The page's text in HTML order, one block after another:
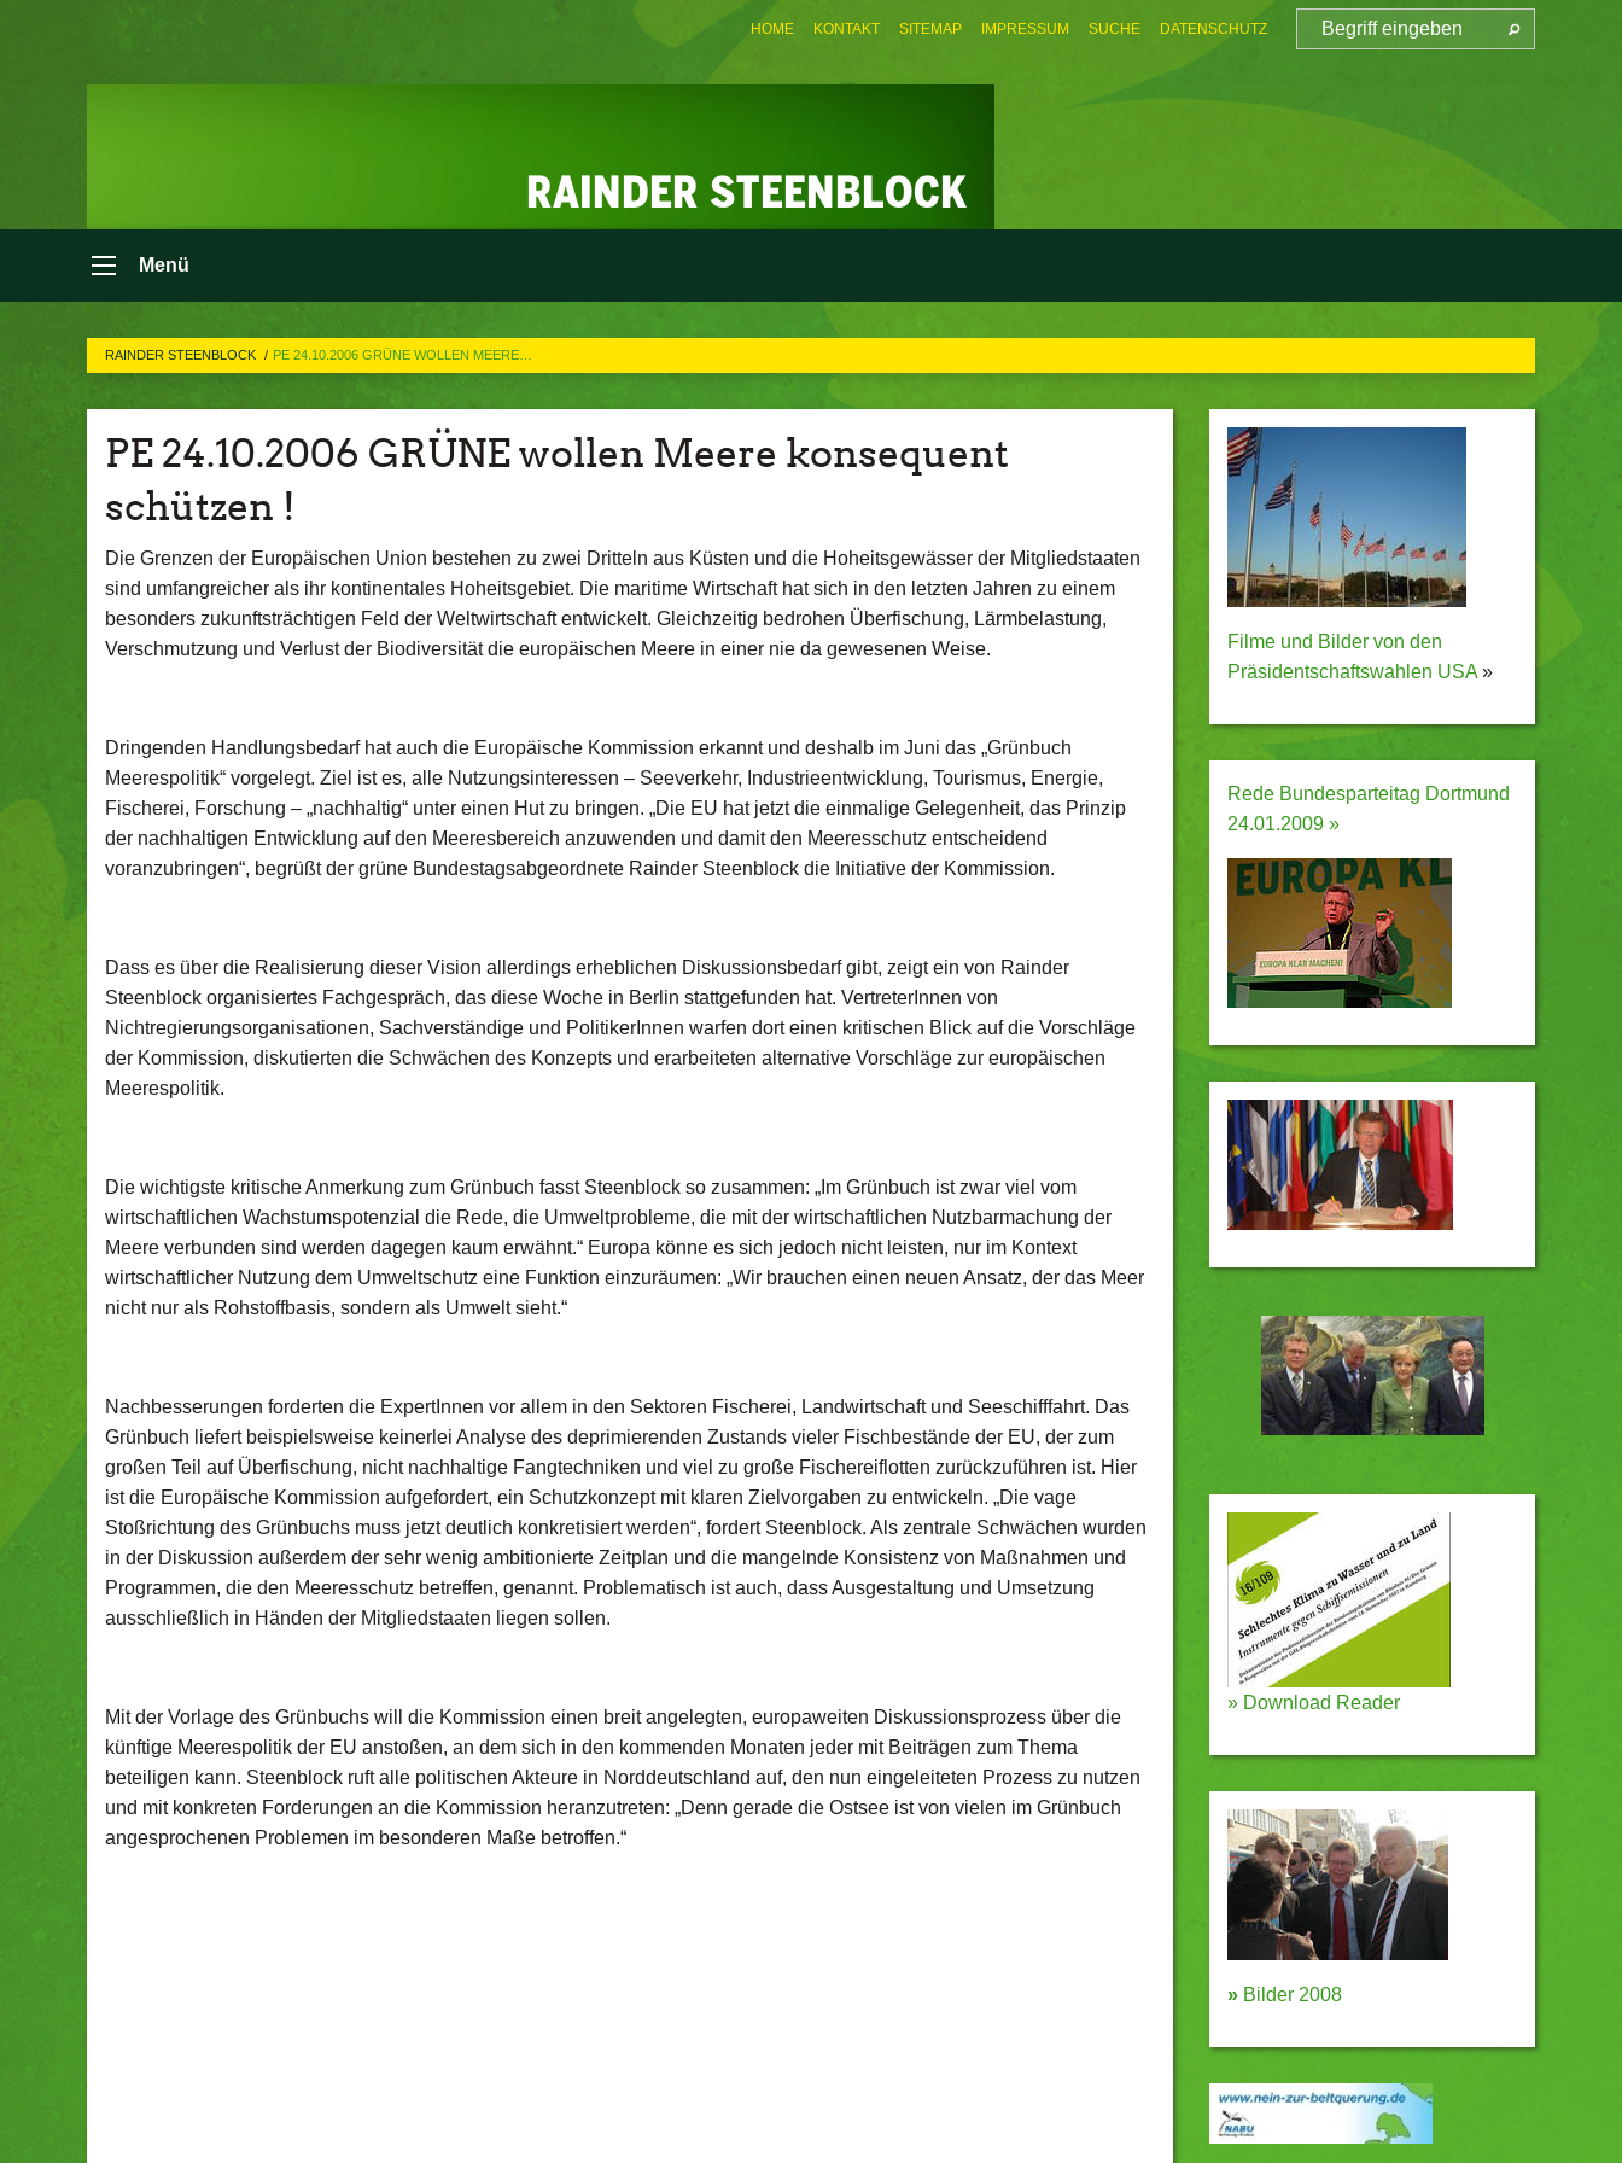
HOME KONTAKT SITEMAP IMPRESSUM SUCHE DATENSCHUTZ
Menü
RAINDER STEENBLOCK PE 24.10.2006 GRÜNE WOLLEN MEERE…
PE 24.10.2006 GRÜNE wollen Meere konsequent
schützen !
Die Grenzen der Europäischen Union bestehen zu zwei Dritteln aus Küsten und die Hoheitsgewässer der Mitgliedstaaten
sind umfangreicher als ihr kontinentales Hoheitsgebiet. Die maritime Wirtschaft hat sich in den letzten Jahren zu einem
besonders zukunftsträchtigen Feld der Weltwirtschaft entwickelt. Gleichzeitig bedrohen Überfischung, Lärmbelastung,
Verschmutzung und Verlust der Biodiversität die europäischen Meere in einer nie da gewesenen Weise.
Dringenden Handlungsbedarf hat auch die Europäische Kommission erkannt und deshalb im Juni das „Grünbuch
Meerespolitik“ vorgelegt. Ziel ist es, alle Nutzungsinteressen – Seeverkehr, Industrieentwicklung, Tourismus, Energie,
Fischerei, Forschung – „nachhaltig“ unter einen Hut zu bringen. „Die EU hat jetzt die einmalige Gelegenheit, das Prinzip
der nachhaltigen Entwicklung auf den Meeresbereich anzuwenden und damit den Meeresschutz entscheidend
voranzubringen“, begrüßt der grüne Bundestagsabgeordnete Rainder Steenblock die Initiative der Kommission.
Dass es über die Realisierung dieser Vision allerdings erheblichen Diskussionsbedarf gibt, zeigt ein von Rainder
Steenblock organisiertes Fachgespräch, das diese Woche in Berlin stattgefunden hat. VertreterInnen von
Nichtregierungsorganisationen, Sachverständige und PolitikerInnen warfen dort einen kritischen Blick auf die Vorschläge
der Kommission, diskutierten die Schwächen des Konzepts und erarbeiteten alternative Vorschläge zur europäischen
Meerespolitik.
Die wichtigste kritische Anmerkung zum Grünbuch fasst Steenblock so zusammen: „Im Grünbuch ist zwar viel vom
wirtschaftlichen Wachstumspotenzial die Rede, die Umweltprobleme, die mit der wirtschaftlichen Nutzbarmachung der
Meere verbunden sind werden dagegen kaum erwähnt.“ Europa könne es sich jedoch nicht leisten, nur im Kontext
wirtschaftlicher Nutzung dem Umweltschutz eine Funktion einzuräumen: „Wir brauchen einen neuen Ansatz, der das Meer
nicht nur als Rohstoffbasis, sondern als Umwelt sieht.“
Nachbesserungen forderten die ExpertInnen vor allem in den Sektoren Fischerei, Landwirtschaft und Seeschifffahrt. Das
Grünbuch liefert beispielsweise keinerlei Analyse des deprimierenden Zustands vieler Fischbestände der EU, der zum
großen Teil auf Überfischung, nicht nachhaltige Fangtechniken und viel zu große Fischereiflotten zurückzuführen ist. Hier
ist die Europäische Kommission aufgefordert, ein Schutzkonzept mit klaren Zielvorgaben zu entwickeln. „Die vage
Stoßrichtung des Grünbuchs muss jetzt deutlich konkretisiert werden“, fordert Steenblock. Als zentrale Schwächen wurden
in der Diskussion außerdem der sehr wenig ambitionierte Zeitplan und die mangelnde Konsistenz von Maßnahmen und
Programmen, die den Meeresschutz betreffen, genannt. Problematisch ist auch, dass Ausgestaltung und Umsetzung
ausschließlich in Händen der Mitgliedstaaten liegen sollen.
Mit der Vorlage des Grünbuchs will die Kommission einen breit angelegten, europaweiten Diskussionsprozess über die
künftige Meerespolitik der EU anstoßen, an dem sich in den kommenden Monaten jeder mit Beiträgen zum Thema
beteiligen kann. Steenblock ruft alle politischen Akteure in Norddeutschland auf, den nun eingeleiteten Prozess zu nutzen
und mit konkreten Forderungen an die Kommission heranzutreten: „Denn gerade die Ostsee ist von vielen im Grünbuch
angesprochenen Problemen im besonderen Maße betroffen.“
Filme und Bilder von den
Präsidentschaftswahlen USA »
Rede Bundesparteitag Dortmund
24.01.2009 »
» Download Reader
» Bilder 2008